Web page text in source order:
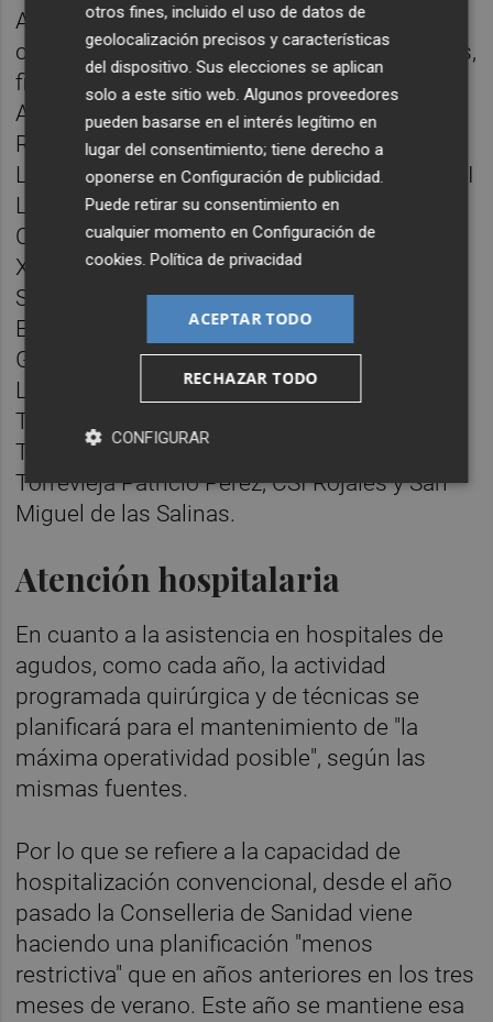
Además, se reforzará la atención en 30
centros sanitarios de la provincia. Entre ellos,
figuran los de Teulada-Moraira, l’Alfàs del Pi,
Altea, Benidorm Tomás Ortuño, Benidorm
Rincón de Loix, Benidorm La Cala, Benidorm
Les Foietes, Callosa d’en Sarrià, La Nucia, CSI
La Vila Joiosa, Alicante Cabo Huertas, CSI
Campello, Alicante Playa de San Juan,
Xixona, Alicante Urbanova, CSI Santa Pola,
Santa Pola Gran Alacant, Isla de Tabarca,
Elche Los Arenales, Elche Marina, CSI
Guardamar de Segura, CSI Torrevieja La
Loma, Orihuela Costa, Pilar de la Horadada-
Torre de la Horadada, Torrevieja La Mata,
Torrevieja El Acequión, Torrevieja San Luis,
Torrevieja Patricio Pérez, CSI Rojales y San
Miguel de las Salinas.
Atención hospitalaria
En cuanto a la asistencia en hospitales de
agudos, como cada año, la actividad
programada quirúrgica y de técnicas se
planificará para el mantenimiento de "la
máxima operatividad posible", según las
mismas fuentes.
Por lo que se refiere a la capacidad de
hospitalización convencional, desde el año
pasado la Conselleria de Sanidad viene
haciendo una planificación "menos
restrictiva" que en años anteriores en los tres
meses de verano. Este año se mantiene esa
otros fines, incluido el uso de datos de
geolocalización precisos y características
del dispositivo. Sus elecciones se aplican
solo a este sitio web. Algunos proveedores
pueden basarse en el interés legítimo en
lugar del consentimiento; tiene derecho a
oponerse enConfiguración de publicidad
Puede retirar su consentimiento en
cualquier momento enConfiguración de
cookies .Política de privacidad
ACEPTAR TODO
RECHAZAR TODO
CONFIGURAR